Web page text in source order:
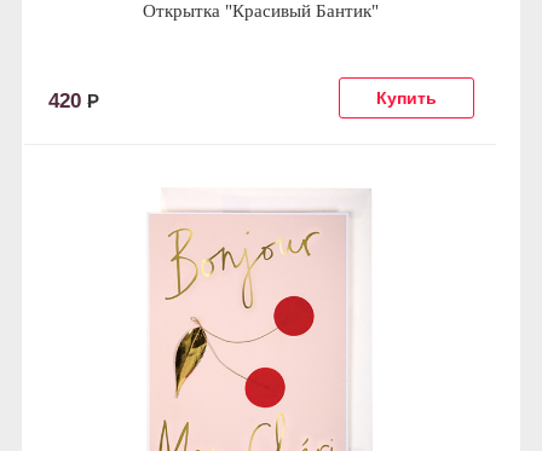
Открытка "Красивый Бантик"
420 Р